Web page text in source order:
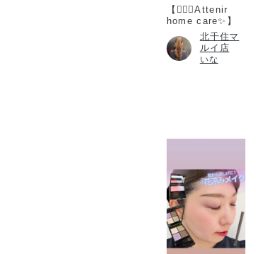
【💆🏻‍♀️Attenir
home care✨】
北千住マ
ルイ店
いな